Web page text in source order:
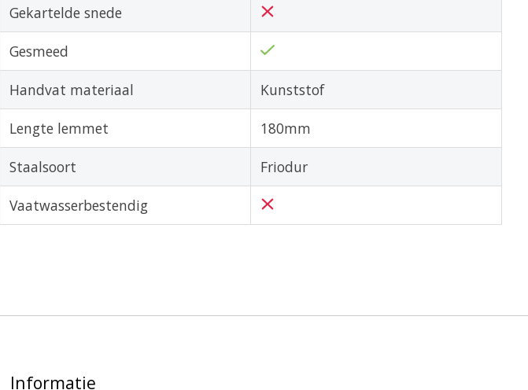
Gekartelde snede
Gesmeed
Handvat materiaal Kunststof
Lengte lemmet 180mm
Staalsoort Friodur
Vaatwasserbestendig
Informatie